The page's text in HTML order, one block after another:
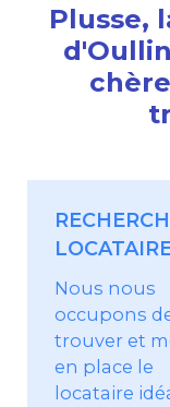
Plusse,
Nous nous
occupons
trouver et
en place le
locataire